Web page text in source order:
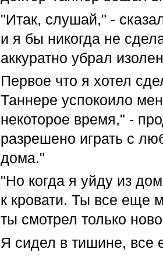
"Итак, слушай," -
и я бы никогда не
аккуратно убрал
Первое что я хотел
Таннере успокоило
некоторое время," -
разрешено играть с
дома."
"Но когда я уйду из
к кровати. Ты все еще
ты смотрел только
Я сидел в тишине, все